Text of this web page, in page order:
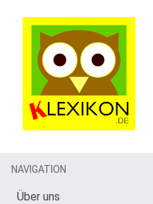
NAVIGATION
Über uns